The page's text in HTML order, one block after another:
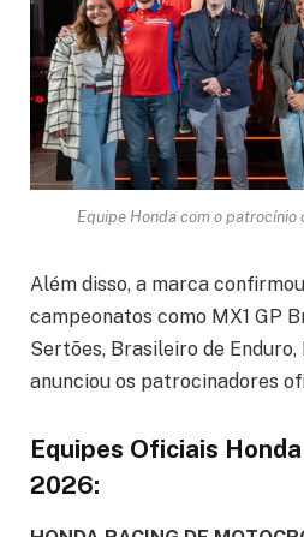
Equipe Honda com o patrocínio
Além disso, a marca
campeonatos como MX1 GP
Sertões, Brasileiro de Enduro,
anunciou os patrocinadores
Equipes Oficiais
2026: